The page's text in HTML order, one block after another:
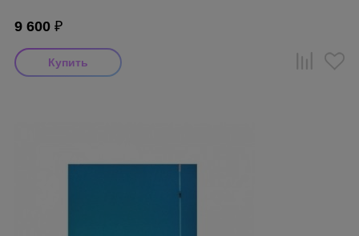
9 600 ₽